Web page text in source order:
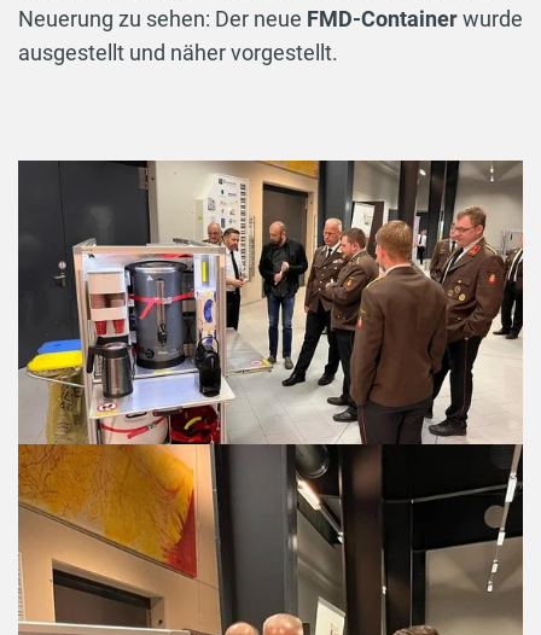
Neuerung zu sehen: Der neue FMD-Containerwurde
ausgestellt und näher vorgestellt.